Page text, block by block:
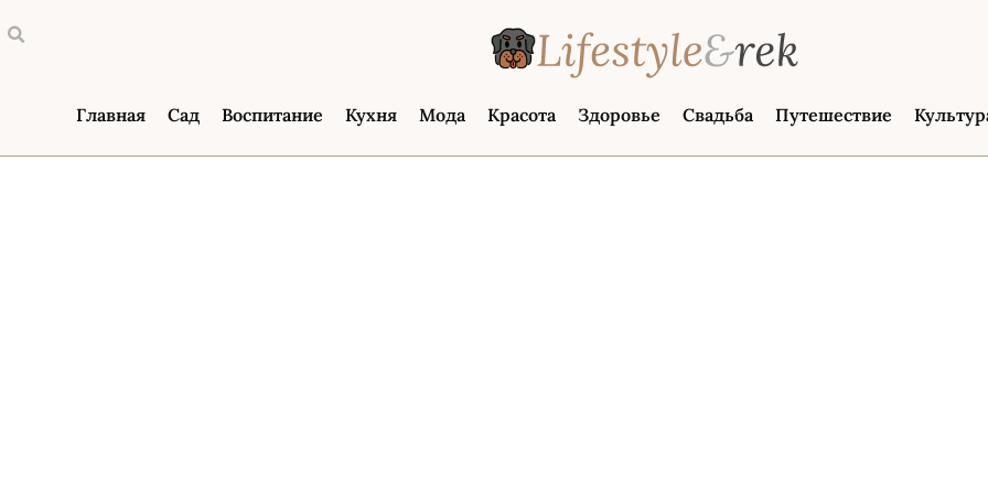
Главная Сад Воспитание Кухня Мода Красота Здоровье Свадьба Путешествие